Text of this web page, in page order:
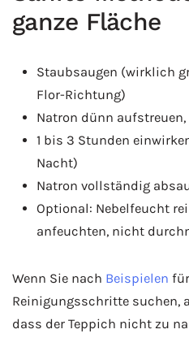
ganze Fläche
Staubsaugen (wirklich
Flor-Richtung)
Natron dünn
1 bis 3 Stunden
Nacht)
Natron vollständig
Optional: Nebelfeucht
anfeuchten, nicht
Wenn Sie nach Beispielen
Reinigungsschritte suchen,
dass der Teppich nicht zu